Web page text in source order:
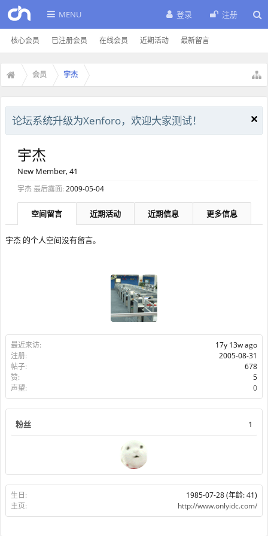
MENU
核心会员 已注册会员 在线会员 近期活动 最新留言
登录 注册
会员 宇杰
论坛系统升级为Xenforo，欢迎大家测试！
最近来访:
17y 13w ago
注册:
2005-08-31
帖子:
678
赞:
5
声望:
0
粉丝 1
生日: 1985-07-28(年龄: 41)
主页:
http://www.onlyidc.com/
宇杰
New Member, 41
宇杰 最后露面: 2009-05-04
空间留言 近期活动 近期信息 更多信息
宇杰 的个人空间没有留言。